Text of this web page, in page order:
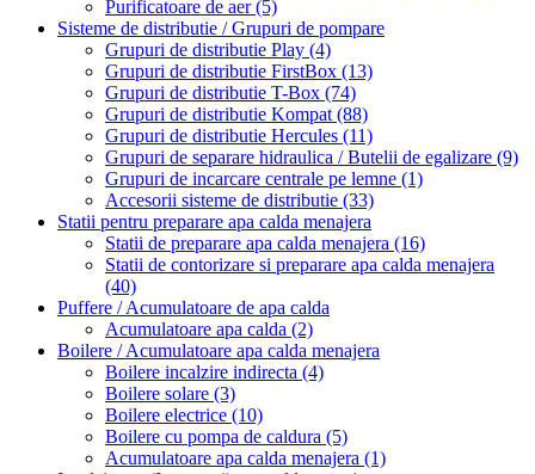
Purificatoare de aer(5)
Sisteme de distributie / Grupuri de pompare
Grupuri de distributie Play (4)
Grupuri de distributie FirstBox (13)
Grupuri de distributie T-Box (74)
Grupuri de distributie Kompat (88)
Grupuri de distributie Hercules (11)
Grupuri de separare hidraulica / Butelii de egalizare (9)
Grupuri de incarcare centrale pe lemne (1)
Accesorii sisteme de distributie (33)
Statii pentru preparare apa calda menajera
Statii de preparare apa calda menajera (16)
Statii de contorizare si preparare apa calda menajera
(40)
Puffere / Acumulatoare de apa calda
Acumulatoare apa calda (2)
Boilere / Acumulatoare apa calda menajera
Boilere incalzire indirecta (4)
Boilere solare (3)
Boilere electrice (10)
Boilere cu pompa de caldura (5)
Acumulatoare apa calda menajera (1)